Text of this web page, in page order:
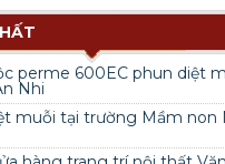
perme 600EC phun diệt
Nhi
muỗi tại trường Mầm non